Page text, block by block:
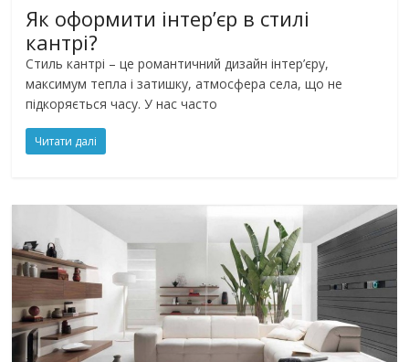
Як оформити інтер’єр в стилі
кантрі?
Стиль кантрі – це романтичний дизайн інтер’єру,
максимум тепла і затишку, атмосфера села, що не
підкоряється часу. У нас часто
Читати далі